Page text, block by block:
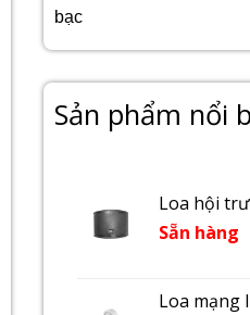
bạc
Sản phẩm nổi
Loa hội
Sẵn hàng
Loa mạng